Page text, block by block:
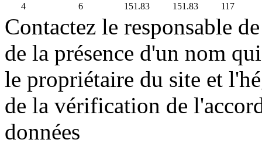
4
6 151.83 151.83 117
Contactez le responsable
de la présence d'un nom
le propriétaire du site et
de la vérification de
données